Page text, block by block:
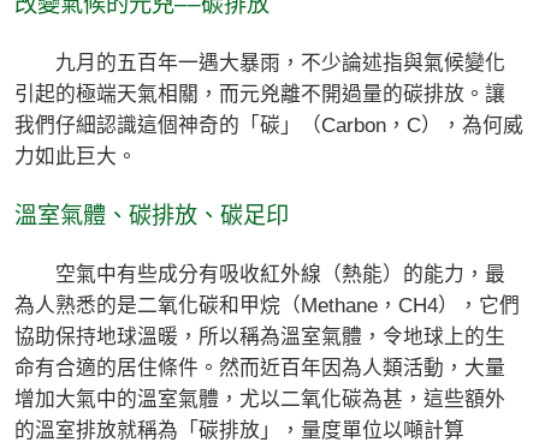
九月的五百年一遇大暴雨，不少論述指與氣候變化
引起的極端天氣相關，而元兇離不開過量的碳排放。讓
我們仔細認識這個神奇的「碳」（Carbon，C），為何威
力如此巨大。
溫室氣體、碳排放、碳足印
空氣中有些成分有吸收紅外線（熱能）的能力，最
為人熟悉的是二氧化碳和甲烷（Methane，CH4），它們
協助保持地球溫暖，所以稱為溫室氣體，令地球上的生
命有合適的居住條件。然而近百年因為人類活動，大量
增加大氣中的溫室氣體，尤以二氧化碳為甚，這些額外
的溫室排放就稱為「碳排放」，量度單位以噸計算